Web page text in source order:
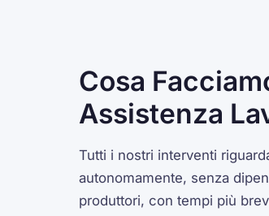
Cosa
Assistenza
Tutti i nostri interventi
autonomamente, senza
produttori, con tempi più